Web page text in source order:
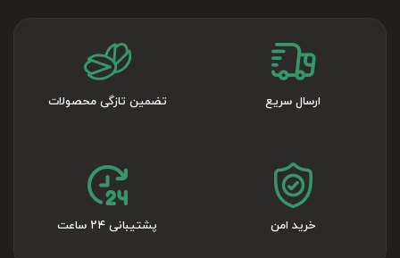
ارسال سریع تضمین تازگی محصولات
خرید امن پشتیبانی ۲۴ ساعت